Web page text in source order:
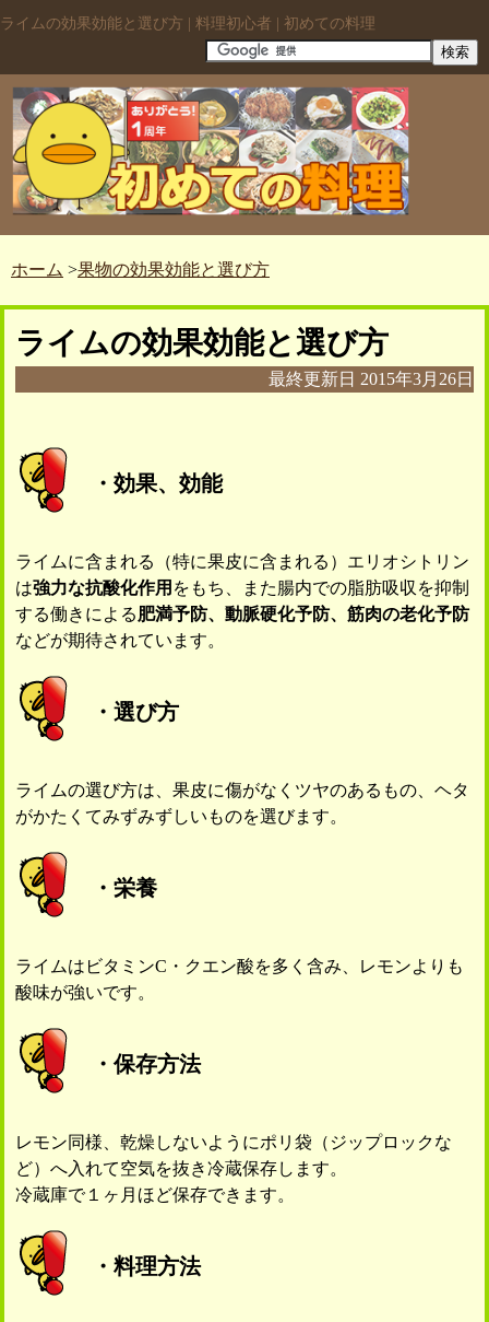
ライムの効果効能と選び方 | 料理初心者 | 初めての料理
ホーム >果物の効果効能と選び方
ライムの効果効能と選び方
最終更新日 2015年3月26日
・効果、効能
ライムに含まれる（特に果皮に含まれる）エリオシトリン
は強力な抗酸化作用 をもち、また腸内での脂肪吸収を抑制
する働きによる肥満予防、動脈硬化予防、筋肉の老化予防
などが期待されています。
・選び方
ライムの選び方は、果皮に傷がなくツヤのあるもの、ヘタ
がかたくてみずみずしいものを選びます。
・栄養
ライムはビタミンC・クエン酸を多く含み、レモンよりも
酸味が強いです。
・保存方法
レモン同様、乾燥しないようにポリ袋（ジップロックな
ど）へ入れて空気を抜き冷蔵保存します。
冷蔵庫で１ヶ月ほど保存できます。
・料理方法